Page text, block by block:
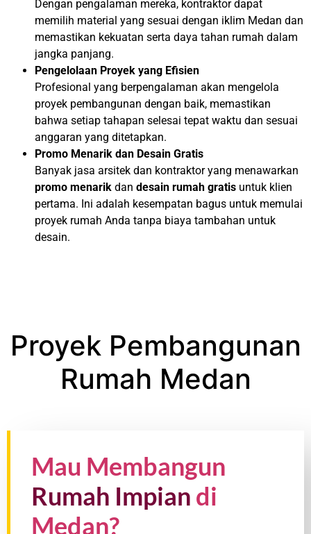
Dengan pengalaman mereka, kontraktor dapat
memilih material yang sesuai dengan iklim Medan dan
memastikan kekuatan serta daya tahan rumah dalam
jangka panjang.
Pengelolaan Proyek yang Efisien
Profesional yang berpengalaman akan mengelola
proyek pembangunan dengan baik, memastikan
bahwa setiap tahapan selesai tepat waktu dan sesuai
anggaran yang ditetapkan.
Promo Menarik dan Desain Gratis
Banyak jasa arsitek dan kontraktor yang menawarkan
promo menarik dan desain rumah gratis untuk klien
pertama. Ini adalah kesempatan bagus untuk memulai
proyek rumah Anda tanpa biaya tambahan untuk
desain.
Proyek Pembangunan
Rumah Medan
Mau Membangun
Rumah Impian di
Medan?